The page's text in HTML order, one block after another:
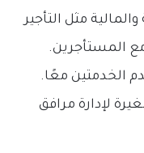
مثل التأجير
المستأجرين.
الخدمتين معًا.
لإدارة مرافق